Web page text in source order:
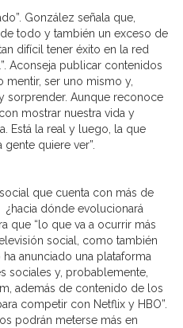
González señala que,
todo y también un exceso de
difícil tener éxito en la red
Aconseja publicar contenidos
mentir, ser uno mismo y,
sorprender. Aunque reconoce
mostrar nuestra vida y
Está la real y luego, la que
quiere ver”.
que cuenta con más de
dónde evolucionará
que “lo que va a ocurrir más
social, como también
anunciado una plataforma
sociales y, probablemente,
además de contenido de los
competir con Netflix y HBO”.
podrán meterse más en